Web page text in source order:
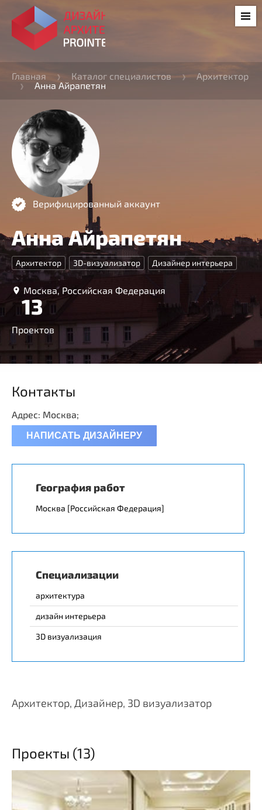
Главная Каталог специалистов
Архитектор
Анна Айрапетян
Верифицированный аккаунт
Анна Айрапетян
Архитектор 3D-визуализатор Дизайнер интерьера
Москва, Российская Федерация
13
Проектов
Контакты
Адрес: Москва;
НАПИСАТЬ ДИЗАЙНЕРУ
География работ
Москва [Российская Федерация]
Специализации
архитектура
дизайн интерьера
3D визуализация
Архитектор, Дизайнер, 3D визуализатор
Проекты (13)